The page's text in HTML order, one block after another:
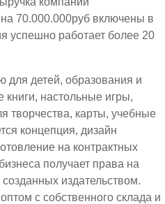
70.000.000руб включены в
успешно работает более 20
для детей, образования и
настольные игры,
творчества, карты, учебные
концепция, дизайн
на контрактных
получает права на
издательством.
с собственного склада и